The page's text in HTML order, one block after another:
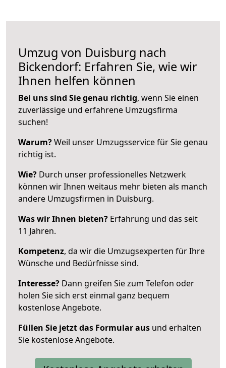
Umzug von Duisburg nach
Bickendorf: Erfahren Sie, wie wir
Ihnen helfen können
Bei uns sind Sie genau richtig, wenn Sie einen
zuverlässige und erfahrene Umzugsfirma
suchen!
Warum?Weil unser Umzugsservice für Sie genau
richtig ist.
Wie? Durch unser professionelles Netzwerk
können wir Ihnen weitaus mehr bieten als manch
andere Umzugsfirmen in Duisburg.
Was wir Ihnen bieten? Erfahrung und das seit
11 Jahren.
Kompetenz, da wir die Umzugsexperten für Ihre
Wünsche und Bedürfnisse sind.
Interesse? Dann greifen Sie zum Telefon oder
holen Sie sich erst einmal ganz bequem
kostenlose Angebote.
Füllen Sie jetzt das Formular aus und erhalten
Sie kostenlose Angebote.